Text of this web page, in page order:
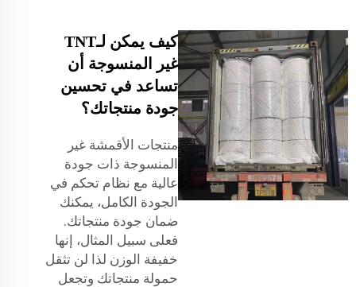
كيف يمكن لـTNT
غير المنسوجة أن
تساعد في تحسين
جودة منتجاتك؟
منتجات الأقمشة غير
المنسوجة ذات جودة
عالية مع نظام تحكم في
الجودة الكامل، يمكنك
ضمان جودة منتجاتك.
فعلى سبيل المثال، إنها
خفيفة الوزن لذا لن تثقل
حمولة منتجاتك وتجعل